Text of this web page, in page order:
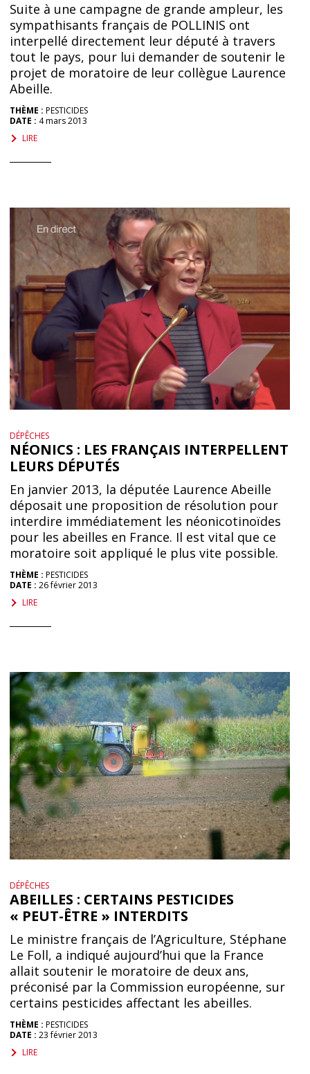
Suite à une campagne de grande ampleur, les
sympathisants français de POLLINIS ont
interpellé directement leur député à travers
tout le pays, pour lui demander de soutenir le
projet de moratoire de leur collègue Laurence
Abeille.
THÈME : PESTICIDES
DATE : 4 mars 2013
LIRE
DÉPÊCHES
NÉONICS : LES FRANÇAIS INTERPELLENT
LEURS DÉPUTÉS
En janvier 2013, la députée Laurence Abeille
déposait une proposition de résolution pour
interdire immédiatement les néonicotinoïdes
pour les abeilles en France. Il est vital que ce
moratoire soit appliqué le plus vite possible.
THÈME : PESTICIDES
DATE : 26 février 2013
LIRE
DÉPÊCHES
ABEILLES : CERTAINS PESTICIDES
« PEUT-ÊTRE » INTERDITS
Le ministre français de l’Agriculture, Stéphane
Le Foll, a indiqué aujourd’hui que la France
allait soutenir le moratoire de deux ans,
préconisé par la Commission européenne, sur
certains pesticides affectant les abeilles.
THÈME : PESTICIDES
DATE : 23 février 2013
LIRE